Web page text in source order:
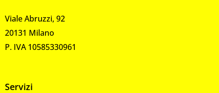
Viale Abruzzi, 92
20131 Milano
P. IVA 10585330961
Servizi